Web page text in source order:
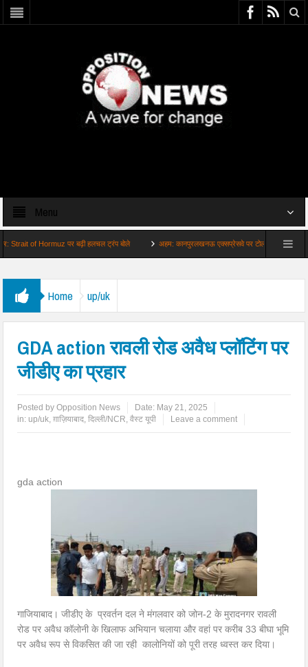
Menu
of Hormuz पर बढ़ी हलचल ट्रंप बोले अहम: कानपुरलखनऊ एक्सप्रेसवे पर टोल वसूली फिलहाल क्यों बंद
Home up/uk
GDA action रावली रोड अवैध प्लॉटिंग पर
जीडीए का प्रहार
Posted byOpposition News Date: May 21, 2025
in: up/uk,ग़ाज़ियाबाद,दिल्ली/NCR,वैस्ट यूपी Leave a comment
gda action
गाजियाबाद। जीडीए के प्रवर्तन दल ने मंगलवार को जोन-2 के मुरादनगर रावली
रोड पर अवैध कॉलोनी के खिलाफ अभियान चलाया और वहां पर करीब 33 बीघा भूमि
पर अवैध रूप से विकसित की जा रही कालोनियों को पूरी तरह ध्वस्त कर दिया।